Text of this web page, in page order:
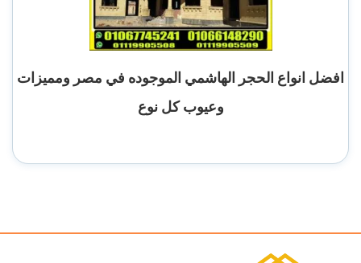
افضل انواع الحجر الهاشمي الموجوده في مصر ومميزات
وعيوب كل نوع